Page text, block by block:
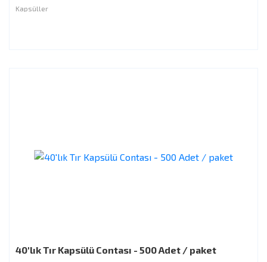
Kapsüller
40'lık Tır Kapsülü Contası - 500 Adet / paket